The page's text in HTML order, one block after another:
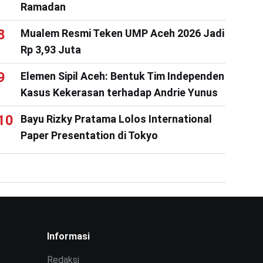
Ramadan
Mualem Resmi Teken UMP Aceh 2026 Jadi
Rp 3,93 Juta
Elemen Sipil Aceh: Bentuk Tim Independen
Kasus Kekerasan terhadap Andrie Yunus
Bayu Rizky Pratama Lolos International
Paper Presentation di Tokyo
Informasi
Redaksi